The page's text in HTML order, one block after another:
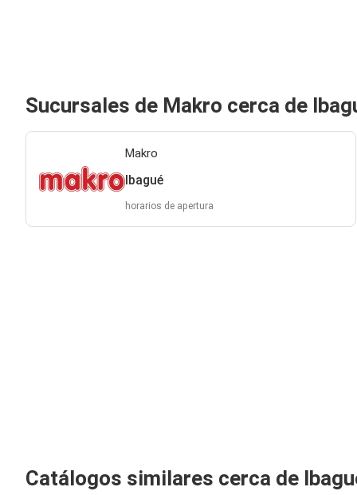
Sucursales de Makro cerca de
Makro
Ibagué
horarios de apertura
Catálogos similares cerca de